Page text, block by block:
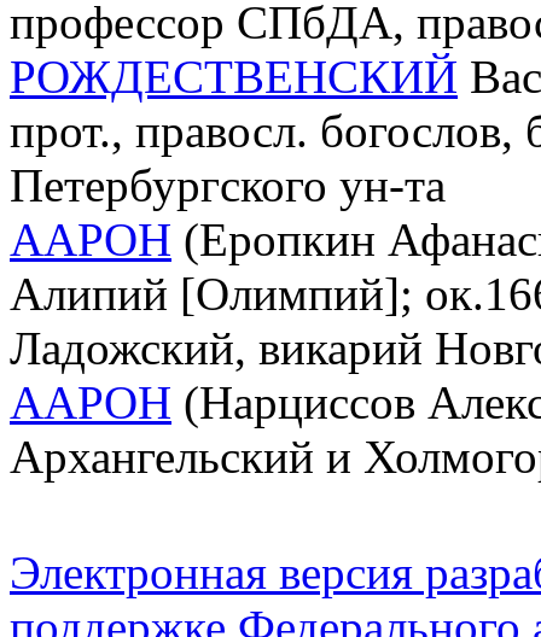
профессор СПбДА,
РОЖДЕСТВЕНСКИЙ
прот., правосл.
Петербургского ун-та
ААРОН (Еропкин
Алипий [Олимпий];
Ладожский, викарий
ААРОН (Нарциссов
Архангельский и
Электронная версия
поддержке Федерального